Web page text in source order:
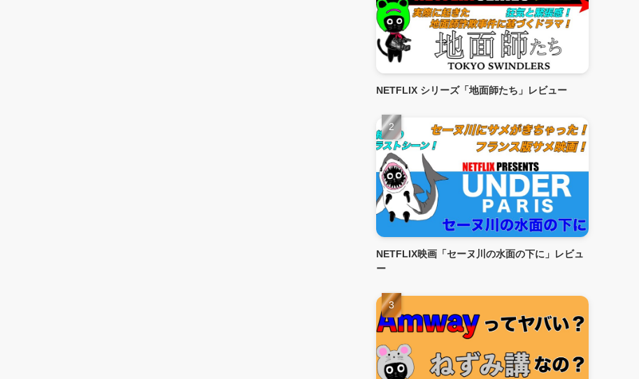
NETFLIX シリーズ「地面師たち」レビュー
NETFLIX映画「セーヌ川の水面の下に」レビュ
ー